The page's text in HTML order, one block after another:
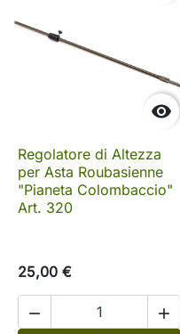

Regolatore di Altezza
per Asta Roubasienne
"Pianeta Colombaccio"
Art. 320
25,00 €
 